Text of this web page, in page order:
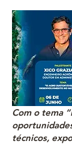
Com o tema
técnicos,